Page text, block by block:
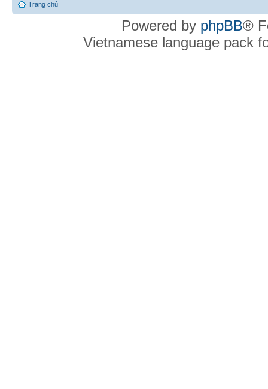
Trang chủ
Powered by phpBB®
Vietnamese language pack